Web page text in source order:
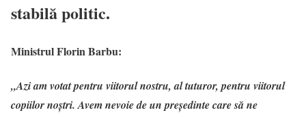
stabilă politic.
Ministrul Florin Barbu:
„Azi am votat pentru viitorul nostru, al tuturor, pentru viitorul
copiilor noștri. Avem nevoie de un președinte care să ne